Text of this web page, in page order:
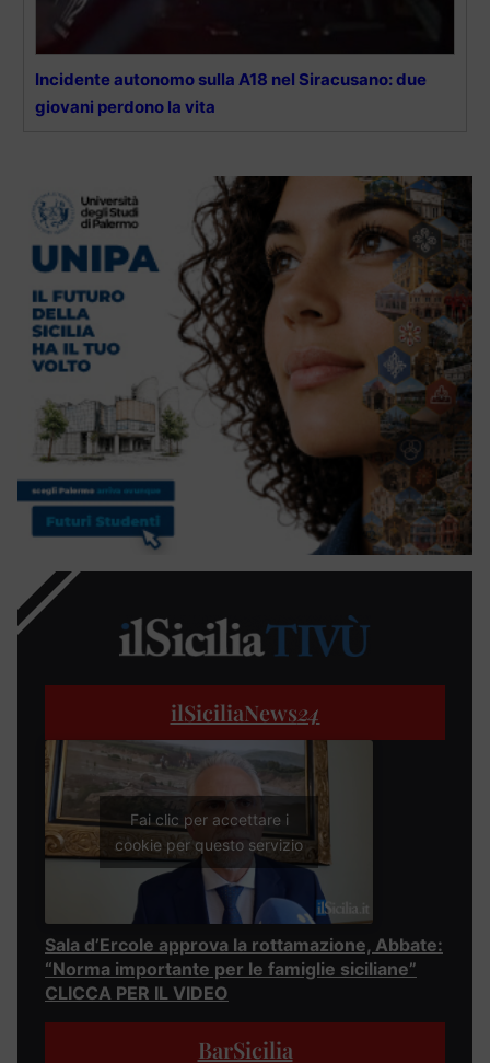
Incidente autonomo sulla A18 nel Siracusano: due
giovani perdono la vita
ilSiciliaNews24
Fai clic per accettare i
cookie per questo servizio
Sala d’Ercole approva la rottamazione, Abbate:
“Norma importante per le famiglie siciliane”
CLICCA PER IL VIDEO
BarSicilia